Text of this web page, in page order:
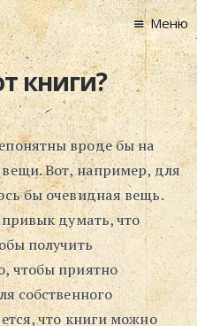
Главная
Новости
Графоманство
* Автотекст
*
* Хронограф
Арт-Рецензии
* Слушать
* Смотреть
* Читать
Меню
книги?
вроде бы на
Вот, например, для
бы очевидная вещь.
думать, что
получить
чтобы приятно
собственного
что книги можно